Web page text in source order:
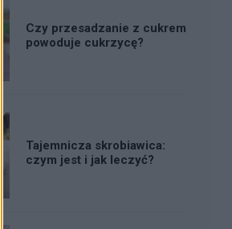
Czy przesadzanie z cukrem
powoduje cukrzycę?
Tajemnicza skrobiawica:
czym jest i jak leczyć?